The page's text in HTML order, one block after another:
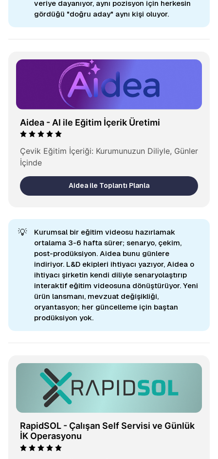
veriye dayanıyor, aynı pozisyon için herkesin
gördüğü "doğru aday" aynı kişi oluyor.
Aidea - AI ile Eğitim İçerik Üretimi
Çevik Eğitim İçeriği: Kurumunuzun Diliyle, Günler
İçinde
Aidea ile Toplantı Planla
💡
Kurumsal bir eğitim videosu hazırlamak
ortalama 3-6 hafta sürer; senaryo, çekim,
post-prodüksiyon. Aidea bunu günlere
indiriyor. L&D ekipleri ihtiyacı yazıyor, Aidea o
ihtiyacı şirketin kendi diliyle senaryolaştırıp
interaktif eğitim videosuna dönüştürüyor. Yeni
ürün lansmanı, mevzuat değişikliği,
oryantasyon; her güncelleme için baştan
prodüksiyon yok.
RapidSOL - Çalışan Self Servisi ve Günlük
İK Operasyonu